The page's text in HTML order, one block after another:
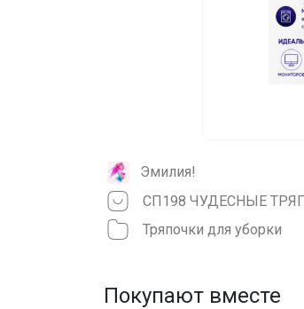
Эмилия!
Тряпочки для уборки
Покупают вместе